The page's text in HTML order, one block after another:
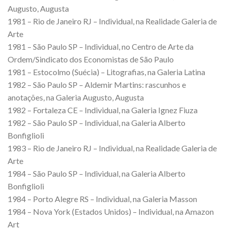
Augusto, Augusta
1981 – Rio de Janeiro RJ – Individual, na Realidade Galeria de
Arte
1981 – São Paulo SP – Individual, no Centro de Arte da
Ordem/Sindicato dos Economistas de São Paulo
1981 – Estocolmo (Suécia) – Litografias, na Galeria Latina
1982 – São Paulo SP – Aldemir Martins: rascunhos e
anotações, na Galeria Augusto, Augusta
1982 – Fortaleza CE – Individual, na Galeria Ignez Fiuza
1982 – São Paulo SP – Individual, na Galeria Alberto
Bonfiglioli
1983 – Rio de Janeiro RJ – Individual, na Realidade Galeria de
Arte
1984 – São Paulo SP – Individual, na Galeria Alberto
Bonfiglioli
1984 – Porto Alegre RS – Individual, na Galeria Masson
1984 – Nova York (Estados Unidos) – Individual, na Amazon
Art